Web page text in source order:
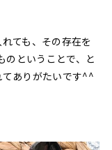
ても、その存在を
ということで、と
ありがたいです^^